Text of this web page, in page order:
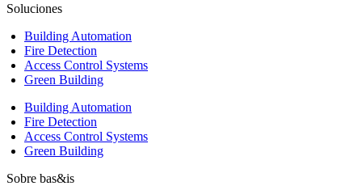
Soluciones
Building Automation
Fire Detection
Access Control Systems
Green Building
Building Automation
Fire Detection
Access Control Systems
Green Building
Sobre bas&is